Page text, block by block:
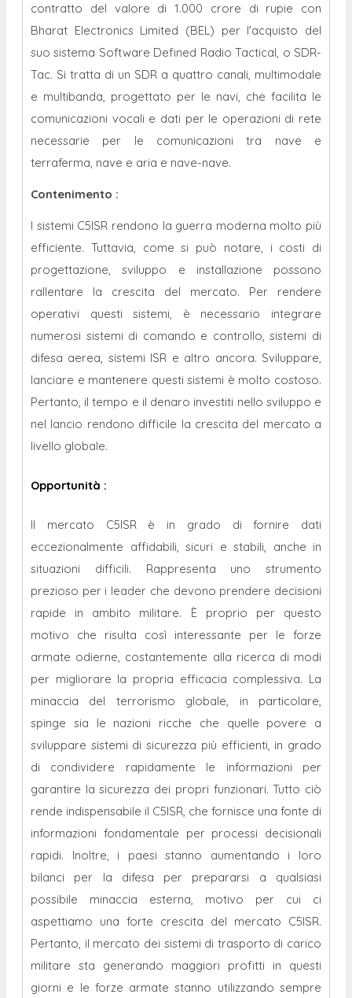
contratto del valore di 1.000 crore di rupie con
Bharat Electronics Limited (BEL) per l'acquisto del
suo sistema Software Defined Radio Tactical, o SDR-
Tac. Si tratta di un SDR a quattro canali, multimodale
e multibanda, progettato per le navi, che facilita le
comunicazioni vocali e dati per le operazioni di rete
necessarie per le comunicazioni tra nave e
terraferma, nave e aria e nave-nave.
Contenimento :
I sistemi C5ISR rendono la guerra moderna molto più
efficiente. Tuttavia, come si può notare, i costi di
progettazione, sviluppo e installazione possono
rallentare la crescita del mercato. Per rendere
operativi questi sistemi, è necessario integrare
numerosi sistemi di comando e controllo, sistemi di
difesa aerea, sistemi ISR ​​e altro ancora. Sviluppare,
lanciare e mantenere questi sistemi è molto costoso.
Pertanto, il tempo e il denaro investiti nello sviluppo e
nel lancio rendono difficile la crescita del mercato a
livello globale.
Opportunità :
Il mercato C5ISR è in grado di fornire dati
eccezionalmente affidabili, sicuri e stabili, anche in
situazioni difficili. Rappresenta uno strumento
prezioso per i leader che devono prendere decisioni
rapide in ambito militare. È proprio per questo
motivo che risulta così interessante per le forze
armate odierne, costantemente alla ricerca di modi
per migliorare la propria efficacia complessiva. La
minaccia del terrorismo globale, in particolare,
spinge sia le nazioni ricche che quelle povere a
sviluppare sistemi di sicurezza più efficienti, in grado
di condividere rapidamente le informazioni per
garantire la sicurezza dei propri funzionari. Tutto ciò
rende indispensabile il C5ISR, che fornisce una fonte di
informazioni fondamentale per processi decisionali
rapidi. Inoltre, i paesi stanno aumentando i loro
bilanci per la difesa per prepararsi a qualsiasi
possibile minaccia esterna, motivo per cui ci
aspettiamo una forte crescita del mercato C5ISR.
Pertanto, il mercato dei sistemi di trasporto di carico
militare sta generando maggiori profitti in questi
giorni e le forze armate stanno utilizzando sempre